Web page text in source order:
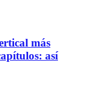
más
así